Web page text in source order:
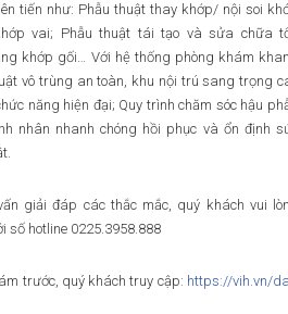
tiến như: Phẫu thuật thay khớp/ nội soi
vai; Phẫu thuật tái tạo và sửa chữa
khớp gối… Với hệ thống phòng khám
vô trùng an toàn, khu nội trú sang trọng
năng hiện đại; Quy trình chăm sóc hậu
nhân nhanh chóng hồi phục và ổn định
giải đáp các thắc mắc, quý khách vui
số hotline 0225.3958.888
trước, quý khách truy cập: https://vih.vn/